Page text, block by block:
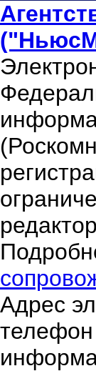
Адрес
телефон